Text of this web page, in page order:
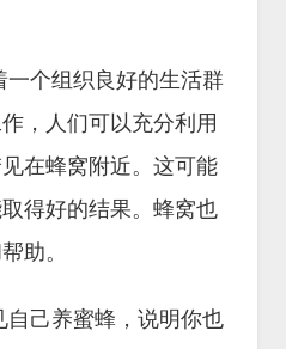
个组织良好的生活群
，人们可以充分利用
在蜂窝附近。这可能
得好的结果。蜂窝也
助。
己养蜜蜂，说明你也